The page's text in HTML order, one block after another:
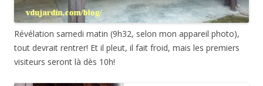
Révélation samedi matin (9h32, selon mon appareil photo),
tout devrait rentrer! Et il pleut, il fait froid, mais les premiers
visiteurs seront là dès 10h!